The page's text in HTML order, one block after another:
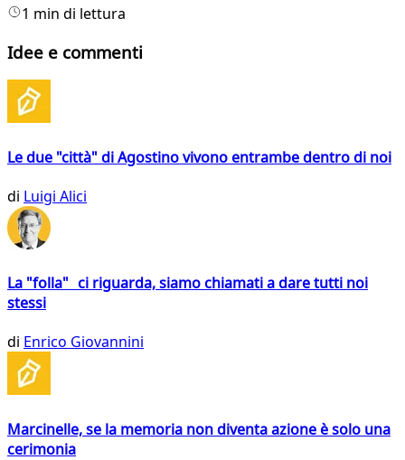
1 min di lettura
Idee e commenti
Le due "città" di Agostino vivono entrambe dentro di noi
di Luigi Alici
La "folla" ci riguarda, siamo chiamati a dare tutti noi
stessi
di Enrico Giovannini
Marcinelle, se la memoria non diventa azione è solo una
cerimonia